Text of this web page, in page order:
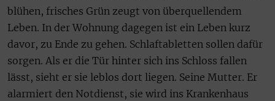
blühen, frisches Grün zeugt von überquellendem
Leben. In der Wohnung dagegen ist ein Leben kurz
davor, zu Ende zu gehen. Schlaftabletten sollen dafür
sorgen. Als er die Tür hinter sich ins Schloss fallen
lässt, sieht er sie leblos dort liegen. Seine Mutter. Er
alarmiert den Notdienst, sie wird ins Krankenhaus